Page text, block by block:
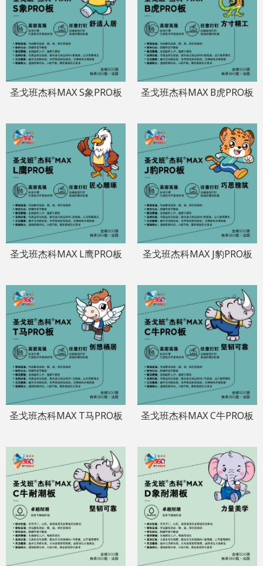
圣戈班杰科MAX S象PRO板 圣戈班杰科MAX B虎PRO板
圣戈班杰科MAX L鹰PRO板 圣戈班杰科MAX J豹PRO板
圣戈班杰科MAX T马PRO板 圣戈班杰科MAX C牛PRO板